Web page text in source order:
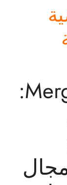
شركة MergersCorp: